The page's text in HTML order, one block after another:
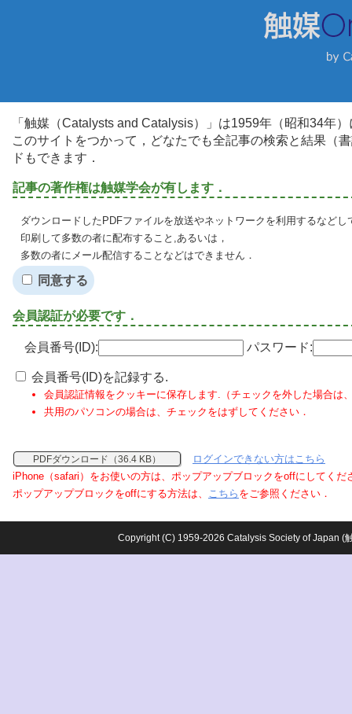
「触媒（Catalysts and Catalysis）」は1959年（昭和34年
このサイトをつかって，どなたでも全記事の検索と結果（
ドもできます．
記事の著作権は触媒学会が有します．
ダウンロードしたPDFファイルを放送やネットワークを利用するなど
印刷して多数の者に配布すること,あるいは，
多数の者にメール配信することなどはできません．
同意する
会員認証が必要です．
会員番号(ID): パスワード:
会員番号(ID)を記録する.
会員認証情報をクッキーに保存します.（チェックを外した場合は
共用のパソコンの場合は、チェックをはずしてください．
PDFダウンロード（36.4 KB）
ログインできない方はこちら
iPhone（safari）をお使いの方は、ポップアップブロックをoffにしてくだ
ポップアップブロックをoffにする方法は、 こちら をご参照ください．
Copyright (C) 1959-2026 Catalysis Society of Japan (